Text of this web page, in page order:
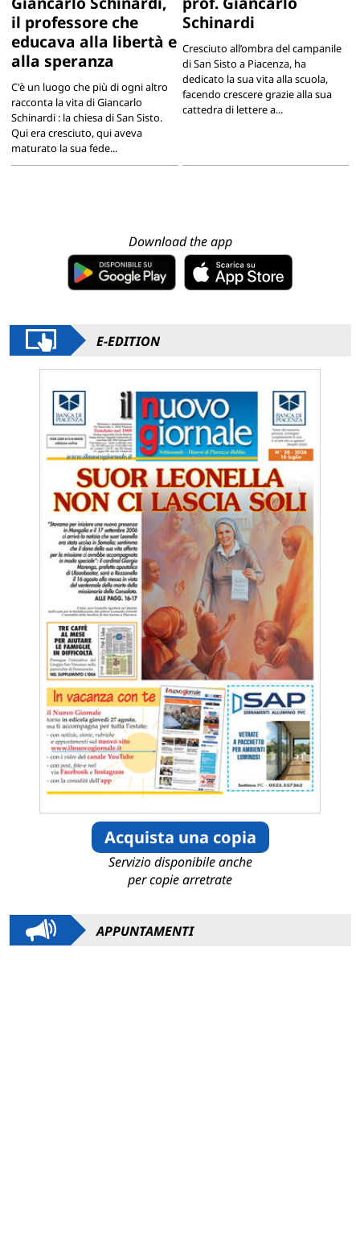
il professore che
educava alla libertà e
alla speranza
C'è un luogo che più di ogni altro
racconta la vita di Giancarlo
Schinardi : la chiesa di San Sisto.
Qui era cresciuto, qui aveva
maturato la sua fede...
Schinardi
Cresciuto all’ombra del campanile
di San Sisto a Piacenza, ha
dedicato la sua vita alla scuola,
facendo crescere grazie alla sua
cattedra di lettere a...
Download the app
E-EDITION
Acquista una copia
Servizio disponibile anche
per copie arretrate
APPUNTAMENTI